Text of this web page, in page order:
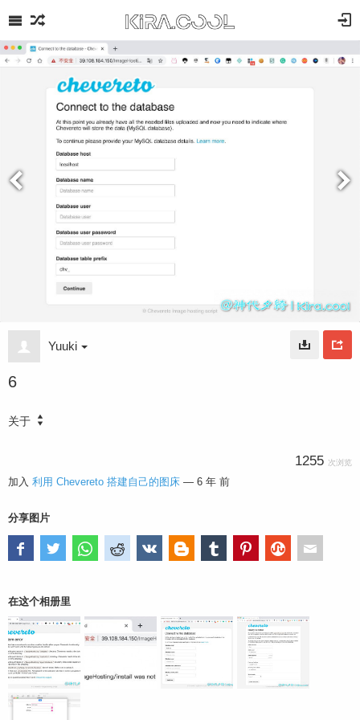
Yuuki
6
关于
1255 次浏览
加入 利用 Chevereto 搭建自己的图床 — 6 年 前
分享图片
在这个相册里